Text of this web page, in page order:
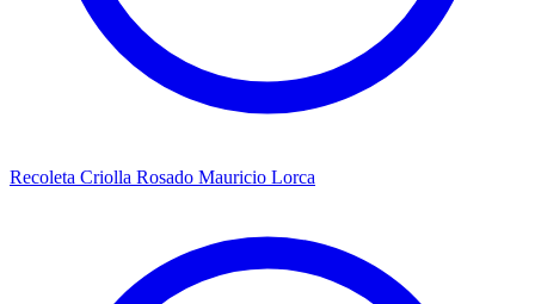
Recoleta Criolla Rosado Mauricio Lorca